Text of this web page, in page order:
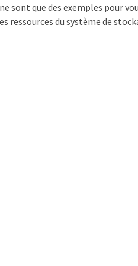
sont que des exemples pour
ressources du système de